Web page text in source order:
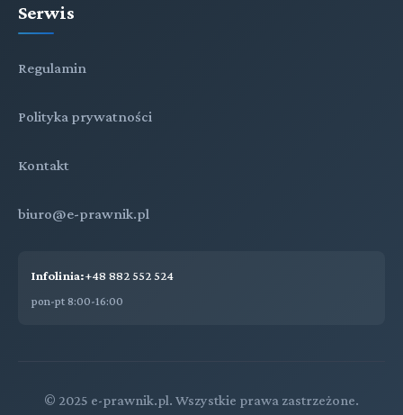
Serwis
Regulamin
Polityka prywatności
Kontakt
biuro@e-prawnik.pl
Infolinia:+48 882 552 524
pon-pt 8:00-16:00
© 2025 e-prawnik.pl. Wszystkie prawa zastrzeżone.